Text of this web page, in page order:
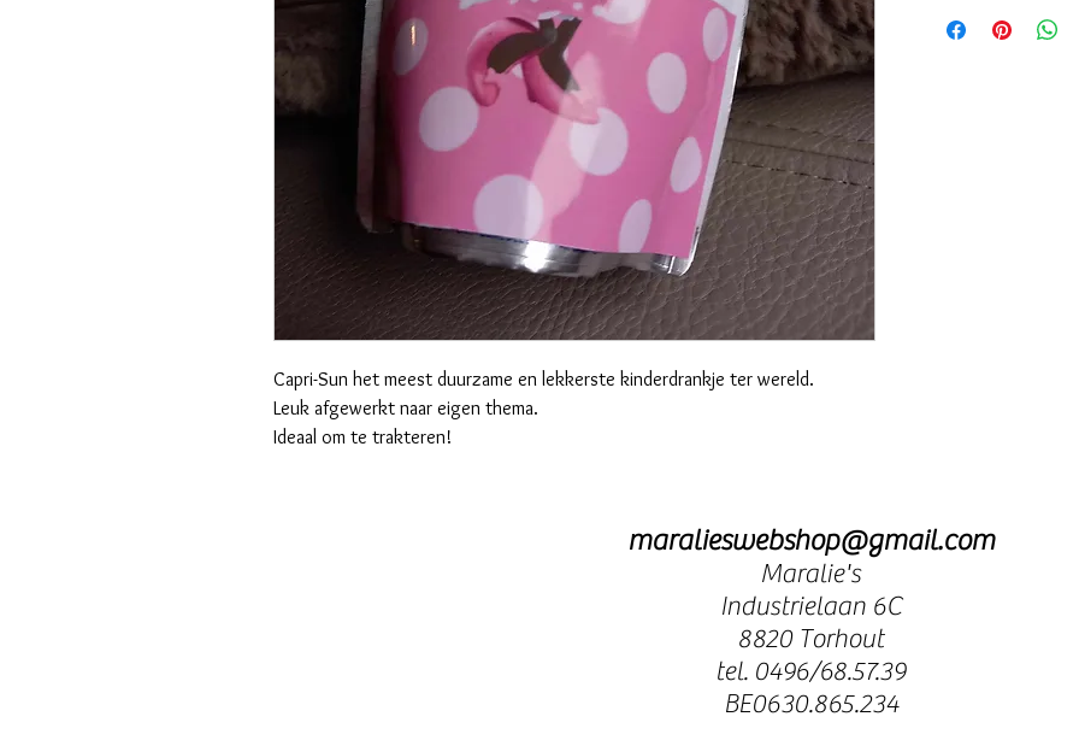
Capri-Sun het meest duurzame en lekkerste kinderdrankje ter wereld.
Leuk afgewerkt naar eigen thema.
Ideaal om te trakteren!
maralieswebshop@gmail.com
Maralie's
Industrielaan 6C
8820 Torhout
tel. 0496/68.57.39
BE0630.865.234